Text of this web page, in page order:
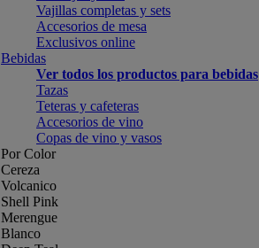
Vajillas completas y sets
Accesorios de mesa
Exclusivos online
Bebidas
Ver todos los productos para bebidas
Tazas
Teteras y cafeteras
Accesorios de vino
Copas de vino y vasos
Por Color
Cereza
Volcanico
Shell Pink
Merengue
Blanco